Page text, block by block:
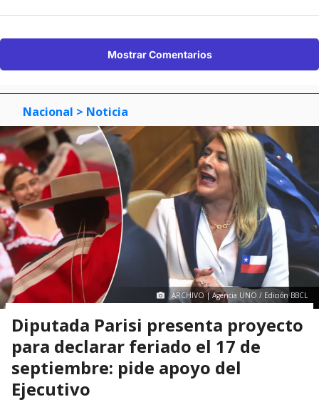
Mostrar Comentarios
Nacional > Noticia
ARCHIVO | Agencia UNO / Edición BBCL
Diputada Parisi presenta proyecto
para declarar feriado el 17 de
septiembre: pide apoyo del
Ejecutivo